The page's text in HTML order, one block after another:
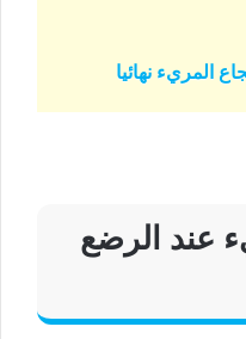
المريء نهائيا
عند الرضع